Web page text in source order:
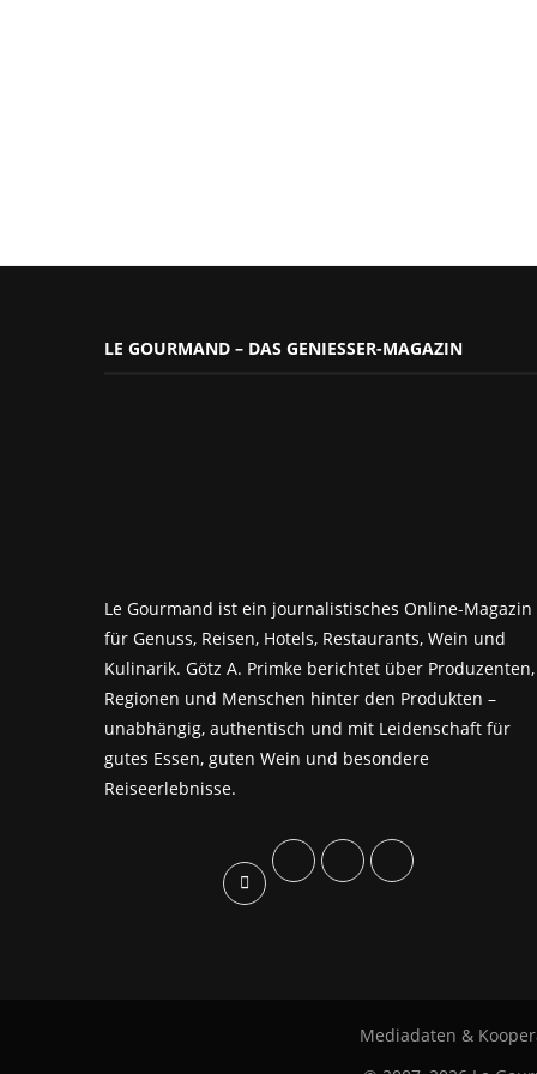
LE GOURMAND – DAS GENIESSER-MAGAZIN
Le Gourmand ist ein journalistisches Online-Magazin
für Genuss, Reisen, Hotels, Restaurants, Wein und
Kulinarik. Götz A. Primke berichtet über Produzenten,
Regionen und Menschen hinter den Produkten –
unabhängig, authentisch und mit Leidenschaft für
gutes Essen, guten Wein und besondere
Reiseerlebnisse.
Mediadaten &